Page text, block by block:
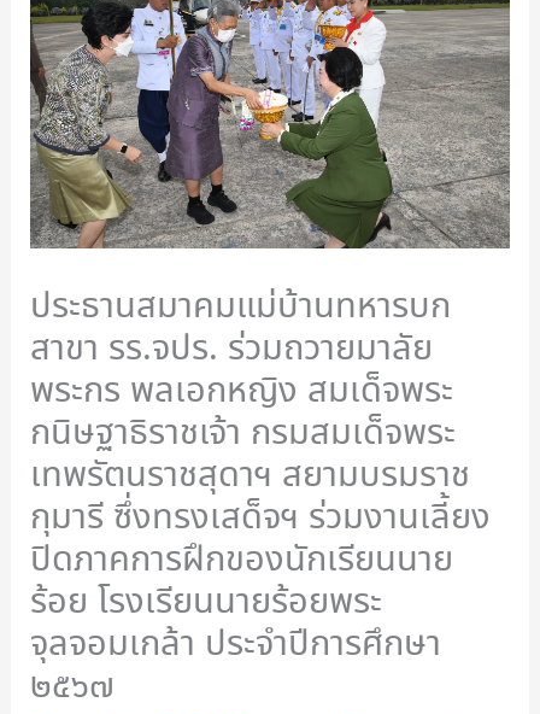
ประธานสมาคมแม่บ้านทหารบก
สาขา รร.จปร. ร่วมถวายมาลัย
พระกร พลเอกหญิง สมเด็จพระ
กนิษฐาธิราชเจ้า กรมสมเด็จพระ
เทพรัตนราชสุดาฯ สยามบรมราช
กุมารี ซึ่งทรงเสด็จฯ ร่วมงานเลี้ยง
ปิดภาคการฝึกของนักเรียนนาย
ร้อย โรงเรียนนายร้อยพระ
จุลจอมเกล้า ประจำปีการศึกษา
๒๕๖๗